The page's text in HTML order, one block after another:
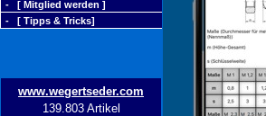
- [ Mitglied werden ]
- [ Tipps & Tricks]
www.wegertseder.com
139.803 Artikel